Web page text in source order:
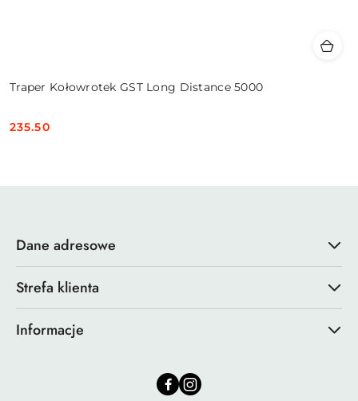
Traper Kołowrotek GST Long Distance 5000
Cena:
235.50
Dane adresowe
Strefa klienta
Informacje